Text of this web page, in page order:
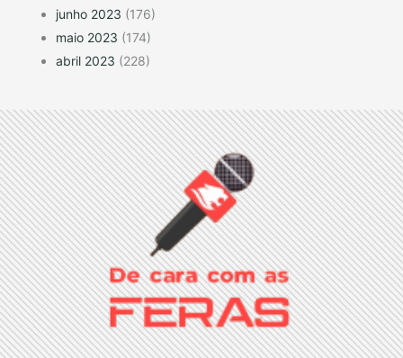
junho 2023 (176)
maio 2023 (174)
abril 2023 (228)